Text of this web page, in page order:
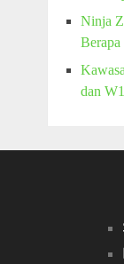
Ninja
dan